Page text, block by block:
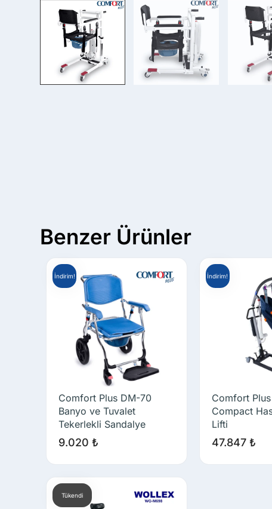
Benzer Ürünler
Comfort Plus DM-70
Banyo ve Tuvalet
Tekerlekli Sandalye
9.020₺
İndirim!
Comfort
Compact
Lifti
47.847 ₺
İndirim!
Tükendi